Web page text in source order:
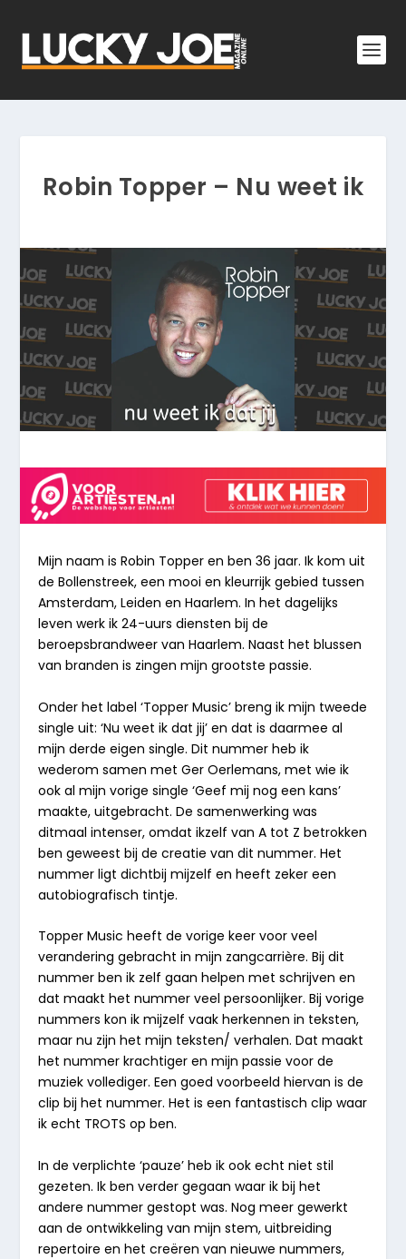
Robin Topper – Nu weet ik
Mijn naam is Robin Topper en ben 36 jaar. Ik kom uit
de Bollenstreek, een mooi en kleurrijk gebied tussen
Amsterdam, Leiden en Haarlem. In het dagelijks
leven werk ik 24-uurs diensten bij de
beroepsbrandweer van Haarlem. Naast het blussen
van branden is zingen mijn grootste passie.
Onder het label ‘Topper Music’ breng ik mijn tweede
single uit: ‘Nu weet ik dat jij’ en dat is daarmee al
mijn derde eigen single. Dit nummer heb ik
wederom samen met Ger Oerlemans, met wie ik
ook al mijn vorige single ‘Geef mij nog een kans’
maakte, uitgebracht. De samenwerking was
ditmaal intenser, omdat ikzelf van A tot Z betrokken
ben geweest bij de creatie van dit nummer. Het
nummer ligt dichtbij mijzelf en heeft zeker een
autobiografisch tintje.
Topper Music heeft de vorige keer voor veel
verandering gebracht in mijn zangcarrière. Bij dit
nummer ben ik zelf gaan helpen met schrijven en
dat maakt het nummer veel persoonlijker. Bij vorige
nummers kon ik mijzelf vaak herkennen in teksten,
maar nu zijn het mijn teksten/ verhalen. Dat maakt
het nummer krachtiger en mijn passie voor de
muziek vollediger. Een goed voorbeeld hiervan is de
clip bij het nummer. Het is een fantastisch clip waar
ik echt TROTS op ben.
In de verplichte ‘pauze’ heb ik ook echt niet stil
gezeten. Ik ben verder gegaan waar ik bij het
andere nummer gestopt was. Nog meer gewerkt
aan de ontwikkeling van mijn stem, uitbreiding
repertoire en het creëren van nieuwe nummers,